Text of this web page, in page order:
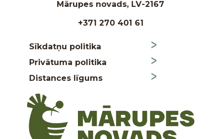
Mārupes novads, LV-2167
+371 270 401 61
Sīkdatņu politika
Privātuma politika
Distances līgums